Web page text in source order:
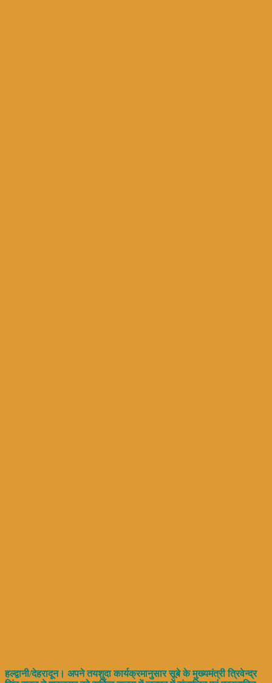
हल्द्वानी/देहरादून। अपने तयशुदा कार्यक्रमानुसार सूबे के मुख्यमंत्री त्रिवेन्द्र